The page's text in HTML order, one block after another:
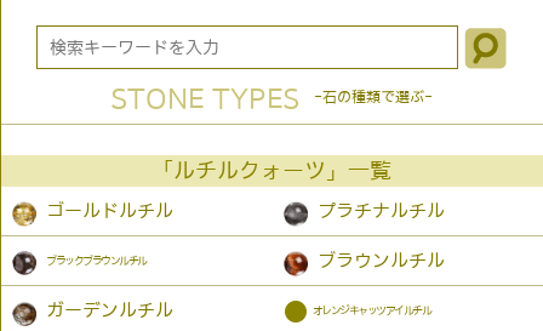
STONE TYPES -石の種類で選ぶ-
「ルチルクォーツ」一覧
ゴールドルチル プラチナルチル
ブラックブラウンルチル ブラウンルチル
ガーデンルチル ● オレンジキャッツアイルチル